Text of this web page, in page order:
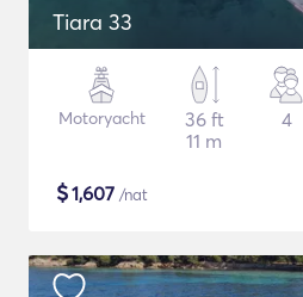
Tiara 33
Motoryacht
36 ft
11 m
4
$1,607 /nat